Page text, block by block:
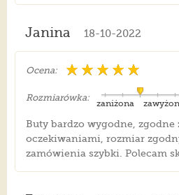
Janina 18-10-2022
Ocena:
Rozmiarówka:
zaniżona
Buty bardzo wygodne, zgodne
oczekiwaniami, rozmiar
zamówienia szybki. Polecam